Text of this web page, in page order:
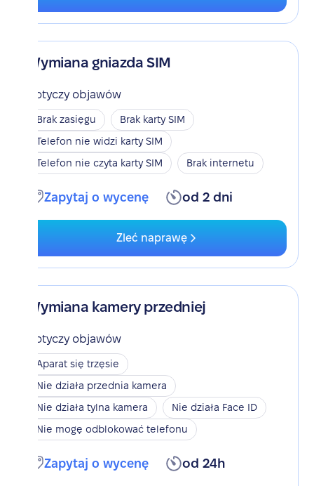
Wymiana gniazda SIM
Dotyczy objawów
Brak zasięgu
Brak karty SIM
Telefon nie widzi karty SIM
Telefon nie czyta karty SIM
Brak internetu
Zapytaj o wycenę od 2 dni
Zleć naprawę
Wymiana kamery przedniej
Dotyczy objawów
Aparat się trzęsie
Nie działa przednia kamera
Nie działa tylna kamera
Nie działa Face ID
Nie mogę odblokować telefonu
Zapytaj o wycenę od 24h